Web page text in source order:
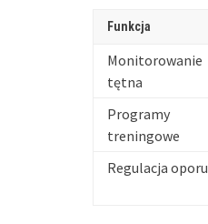
Funkcja
Monitorowanie
tętna
Programy
treningowe
Regulacja oporu